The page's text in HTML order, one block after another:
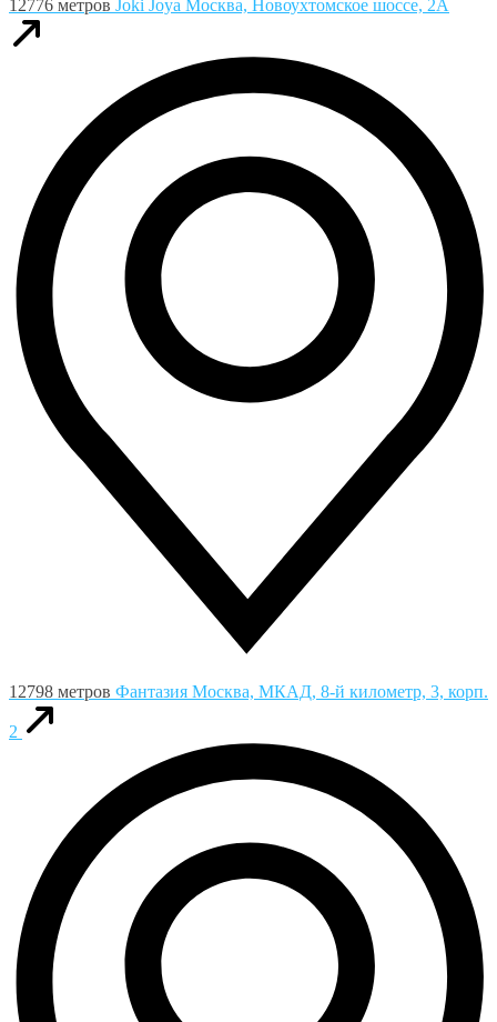
12776 метров Joki Joya Москва, Новоухтомское шоссе, 2А
12798 метров Фантазия Москва, МКАД, 8-й километр, 3, корп.
2